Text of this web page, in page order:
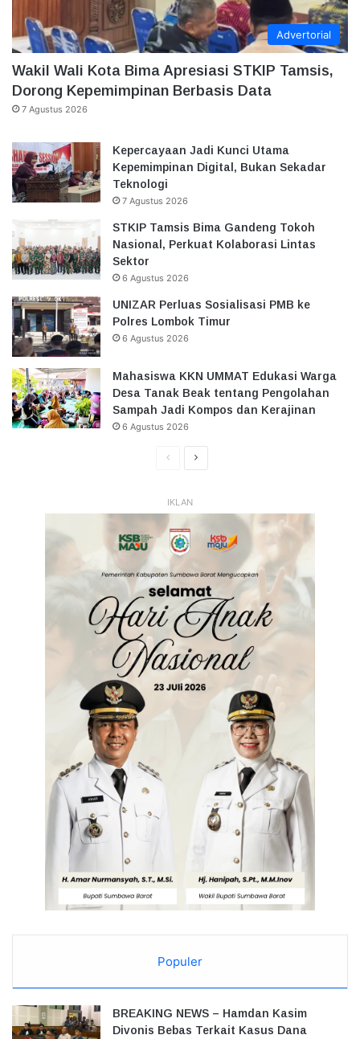
Advertorial
Wakil Wali Kota Bima Apresiasi STKIP Tamsis,
Dorong Kepemimpinan Berbasis Data
7 Agustus 2026
Kepercayaan Jadi Kunci Utama
Kepemimpinan Digital, Bukan Sekadar
Teknologi
7 Agustus 2026
STKIP Tamsis Bima Gandeng Tokoh
Nasional, Perkuat Kolaborasi Lintas
Sektor
6 Agustus 2026
UNIZAR Perluas Sosialisasi PMB ke
Polres Lombok Timur
6 Agustus 2026
Mahasiswa KKN UMMAT Edukasi Warga
Desa Tanak Beak tentang Pengolahan
Sampah Jadi Kompos dan Kerajinan
6 Agustus 2026
HalamanHalaman
IKLAN
Populer
BREAKING NEWS – Hamdan Kasim
Divonis Bebas Terkait Kasus Dana